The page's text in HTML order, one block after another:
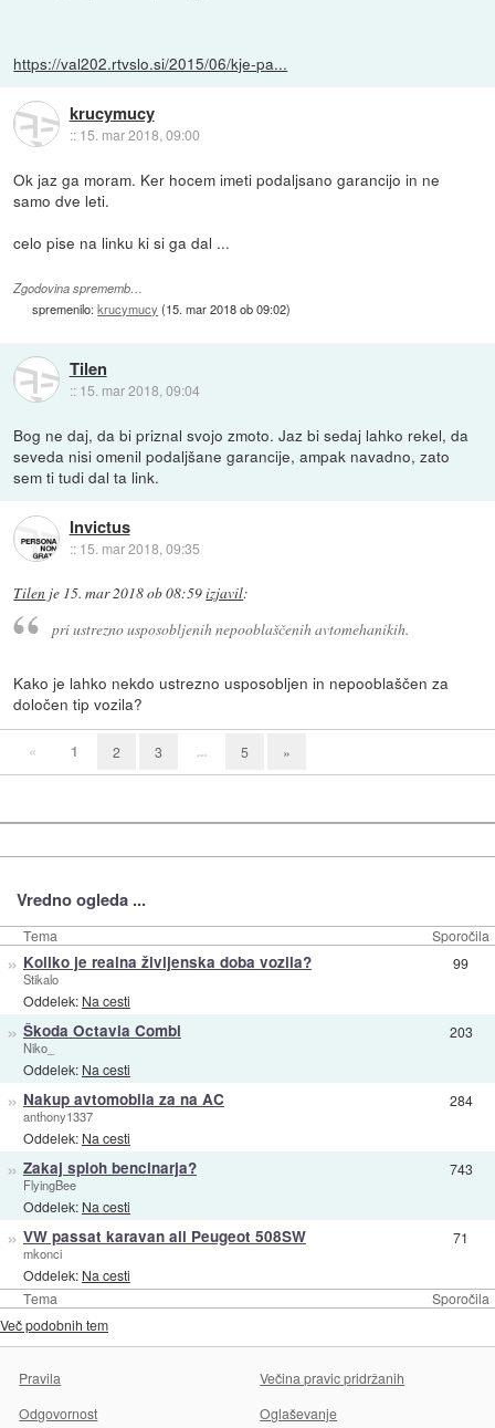
https://val202.rtvslo.si/2015/06/kje-pa...
krucymucy
:: 15. mar 2018, 09:00
Ok jaz ga moram. Ker hocem imeti podaljsano garancijo in ne
samo dve leti.
celo pise na linku ki si ga dal ...
Zgodovina sprememb…
spremenilo:krucymucy (15. mar 2018 ob 09:02)
Tilen
:: 15. mar 2018, 09:04
Bog ne daj, da bi priznal svojo zmoto. Jaz bi sedaj lahko rekel, da
seveda nisi omenil podaljšane garancije, ampak navadno, zato
sem ti tudi dal ta link.
Invictus
:: 15. mar 2018, 09:35
Tilen je 15. mar 2018 ob 08:59izjavil:
pri ustrezno usposobljenih nepooblaščenih avtomehanikih.
Kako je lahko nekdo ustrezno usposobljen in nepooblaščen za
določen tip vozila?
« 1 2 3 ... 5 »
Vredno ogleda ...
Tema Sporočila
Tema Sporočila
» Koliko je realna življenska doba vozila?
Stikalo
Oddelek: Na cesti
99
» Škoda Octavia Combi
Niko_
Oddelek: Na cesti
203
» Nakup avtomobila za na AC
anthony1337
Oddelek: Na cesti
284
» Zakaj sploh bencinarja?
FlyingBee
Oddelek: Na cesti
743
» VW passat karavan ali Peugeot 508SW
mkonci
Oddelek: Na cesti
71
Več podobnih tem
Pravila
Večina pravic pridržanih
Odgovornost
Oglaševanje